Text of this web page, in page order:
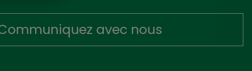
avec nous